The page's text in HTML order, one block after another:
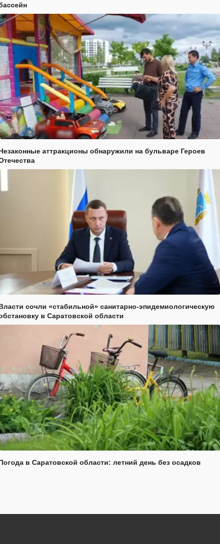
аттракционы обнаружили на бульваре Героев
сочли «стабильной» санитарно-эпидемиологическую
в Саратовской области
в Саратовской области: летний день без осадков